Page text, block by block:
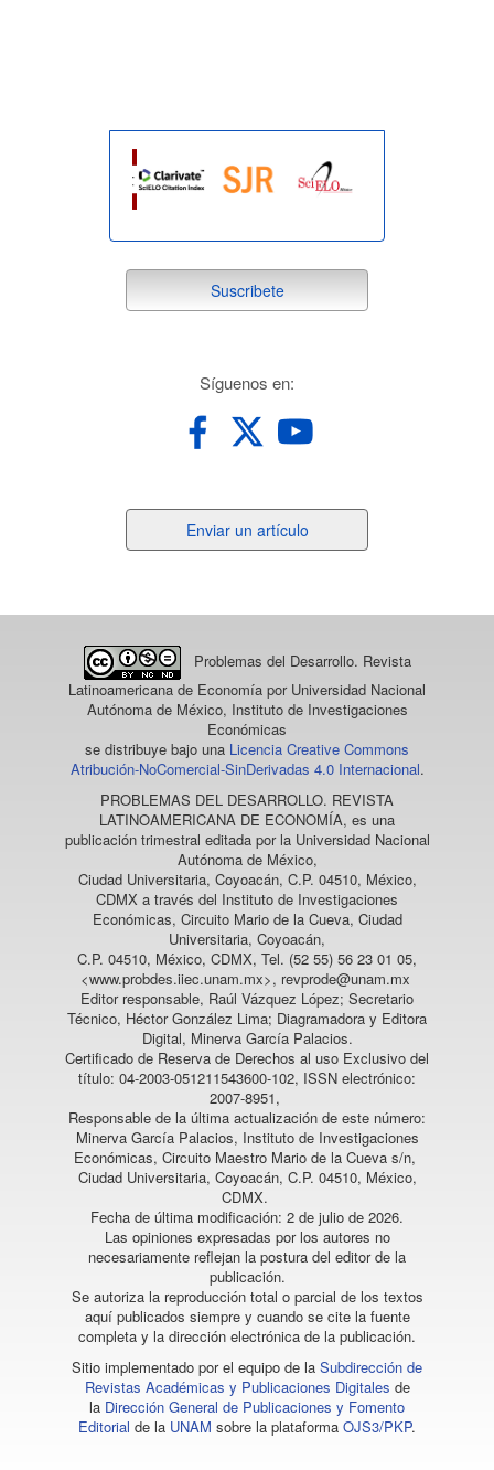
suscribete
Suscribete
Síguenos en:
un
Enviar un artículo
Problemas del Desarrollo. Revista
Latinoamericana de Economía por Universidad Nacional
Autónoma de México, Instituto de Investigaciones
Económicas
se distribuye bajo una Licencia Creative Commons
Atribución-NoComercial-SinDerivadas 4.0 Internacional.
PROBLEMAS DEL DESARROLLO. REVISTA
LATINOAMERICANA DE ECONOMÍA, es una
publicación trimestral editada por la Universidad Nacional
Autónoma de México,
Ciudad Universitaria, Coyoacán, C.P. 04510, México,
CDMX a través del Instituto de Investigaciones
Económicas, Circuito Mario de la Cueva, Ciudad
Universitaria, Coyoacán,
C.P. 04510, México, CDMX, Tel. (52 55) 56 23 01 05,
<www.probdes.iiec.unam.mx>, revprode@unam.mx
Editor responsable, Raúl Vázquez López; Secretario
Técnico, Héctor González Lima; Diagramadora y Editora
Digital, Minerva García Palacios.
Certificado de Reserva de Derechos al uso Exclusivo del
título: 04-2003-051211543600-102, ISSN electrónico:
2007-8951,
Responsable de la última actualización de este número:
Minerva García Palacios, Instituto de Investigaciones
Económicas, Circuito Maestro Mario de la Cueva s/n,
Ciudad Universitaria, Coyoacán, C.P. 04510, México,
CDMX.
Fecha de última modificación: 2 de julio de 2026.
Las opiniones expresadas por los autores no
necesariamente reflejan la postura del editor de la
publicación.
Se autoriza la reproducción total o parcial de los textos
aquí publicados siempre y cuando se cite la fuente
completa y la dirección electrónica de la publicación.
Sitio implementado por el equipo de la Subdirección de
Revistas Académicas y Publicaciones Digitales de
la Dirección General de Publicaciones y Fomento
Editorial de la UNAM sobre la plataforma OJS3/PKP.